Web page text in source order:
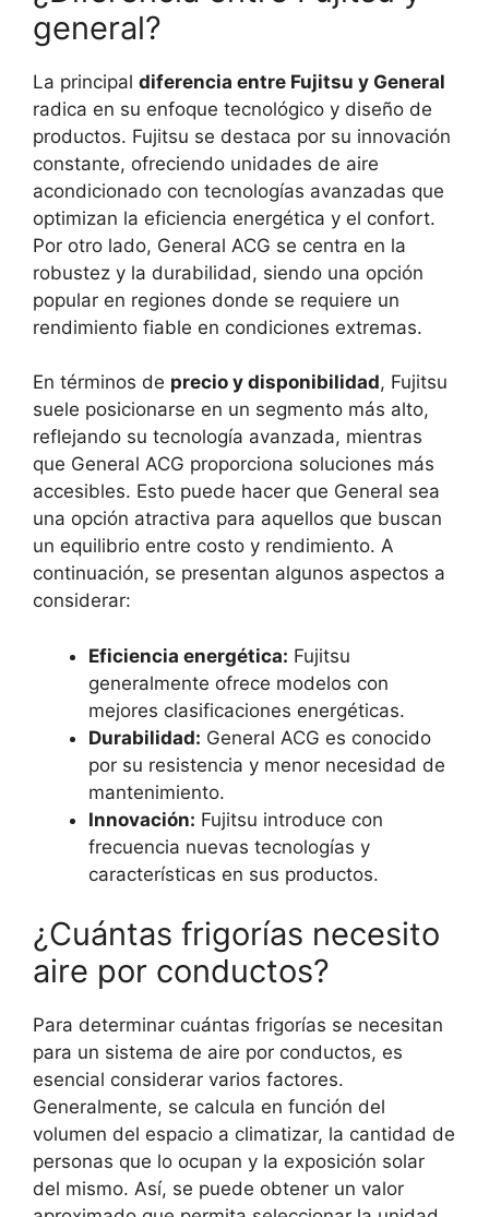
general?
La principal diferencia entre Fujitsu y General
radica en su enfoque tecnológico y diseño de
productos. Fujitsu se destaca por su innovación
constante, ofreciendo unidades de aire
acondicionado con tecnologías avanzadas que
optimizan la eficiencia energética y el confort.
Por otro lado, General ACG se centra en la
robustez y la durabilidad, siendo una opción
popular en regiones donde se requiere un
rendimiento fiable en condiciones extremas.
En términos de precio y disponibilidad, Fujitsu
suele posicionarse en un segmento más alto,
reflejando su tecnología avanzada, mientras
que General ACG proporciona soluciones más
accesibles. Esto puede hacer que General sea
una opción atractiva para aquellos que buscan
un equilibrio entre costo y rendimiento. A
continuación, se presentan algunos aspectos a
considerar:
Eficiencia energética: Fujitsu
generalmente ofrece modelos con
mejores clasificaciones energéticas.
Durabilidad: General ACG es conocido
por su resistencia y menor necesidad de
mantenimiento.
Innovación: Fujitsu introduce con
frecuencia nuevas tecnologías y
características en sus productos.
¿Cuántas frigorías necesito
aire por conductos?
Para determinar cuántas frigorías se necesitan
para un sistema de aire por conductos, es
esencial considerar varios factores.
Generalmente, se calcula en función del
volumen del espacio a climatizar, la cantidad de
personas que lo ocupan y la exposición solar
del mismo. Así, se puede obtener un valor